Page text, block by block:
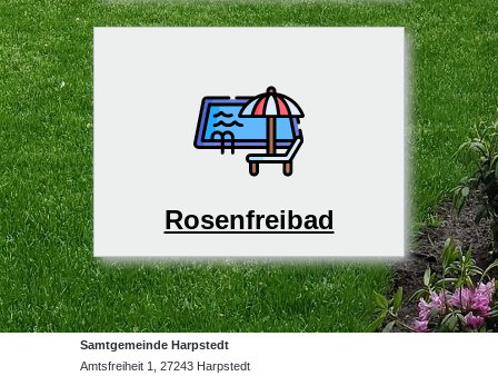
Rosenfreibad
Samtgemeinde Harpstedt
Amtsfreiheit 1, 27243 Harpstedt